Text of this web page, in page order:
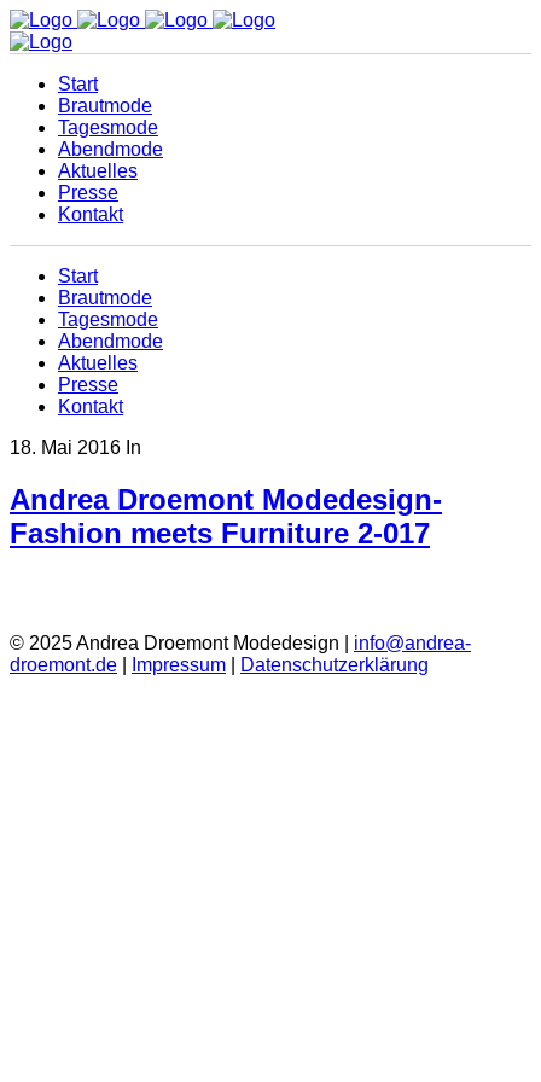
Start
Brautmode
Tagesmode
Abendmode
Aktuelles
Presse
Kontakt
Start
Brautmode
Tagesmode
Abendmode
Aktuelles
Presse
Kontakt
18. Mai 2016 In
Andrea Droemont Modedesign-
Fashion meets Furniture 2-017
© 2025 Andrea Droemont Modedesign | info@andrea-
droemont.de
Impressum Datenschutzerklärung